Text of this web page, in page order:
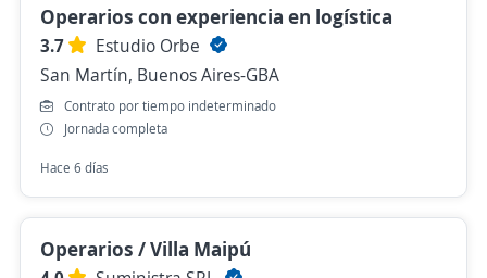
Operarios con experiencia en logística
3.7
Estudio Orbe
San Martín, Buenos Aires-GBA
Contrato por tiempo indeterminado
Jornada completa
Hace 6 días
Operarios / Villa Maipú